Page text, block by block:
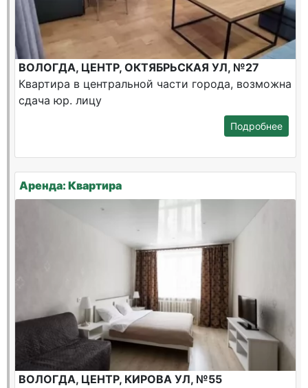
ВОЛОГДА, ЦЕНТР, ОКТЯБРЬСКАЯ УЛ, №27
Квартира в центральной части города, возможна
сдача юр. лицу
Подробнее
Аренда: Квартира
ВОЛОГДА, ЦЕНТР, КИРОВА УЛ, №55